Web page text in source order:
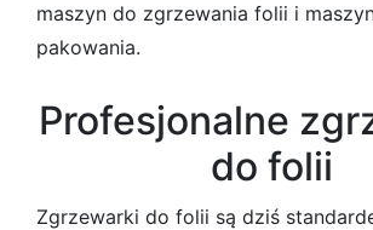
maszyn do zgrzewania folii i
pakowania.
Profesjonalne
do folii
Zgrzewarki do folii są dziś